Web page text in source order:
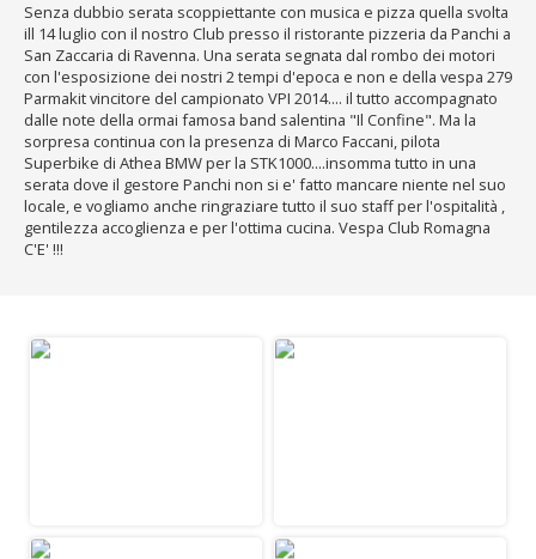
Senza dubbio serata scoppiettante con musica e pizza quella svolta
ill 14 luglio con il nostro Club presso il ristorante pizzeria da Panchi a
San Zaccaria di Ravenna. Una serata segnata dal rombo dei motori
con l'esposizione dei nostri 2 tempi d'epoca e non e della vespa 279
Parmakit vincitore del campionato VPI 2014.... il tutto accompagnato
dalle note della ormai famosa band salentina "Il Confine". Ma la
sorpresa continua con la presenza di Marco Faccani, pilota
Superbike di Athea BMW per la STK1000....insomma tutto in una
serata dove il gestore Panchi non si e' fatto mancare niente nel suo
locale, e vogliamo anche ringraziare tutto il suo staff per l'ospitalità ,
gentilezza accoglienza e per l'ottima cucina. Vespa Club Romagna
C'E' !!!